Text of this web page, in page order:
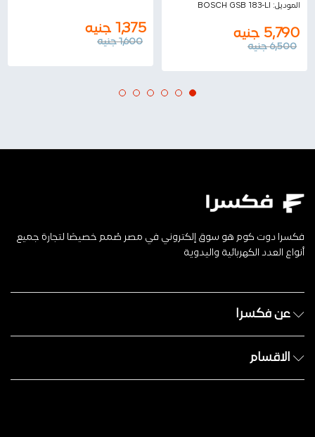
الموديل: BOSCH GSB 183-LI
5,790 جنيه
6,500 جنيه
1,375 جنيه
1,600 جنيه
فكسرا دوت كوم هو سوق إلكتروني في مصر صُمم خصيصًا لتجارة جميع
أنواع العدد الكهربائية واليدوية
عن فكسرا
الاقسام